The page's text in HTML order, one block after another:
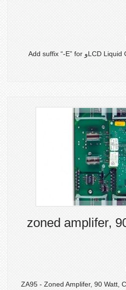
3-LCD Liquid Crystal Display Moduleو Add suffix “-E” for
zoned amplifer,
3-ZA95 - Zoned Amplifer, 90 Watt,